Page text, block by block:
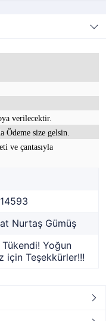
verilecektir.
Ödeme size gelsin.
ve çantasıyla
Nurtaş Gümüş
Tükendi! Yoğun
için Teşekkürler!!!